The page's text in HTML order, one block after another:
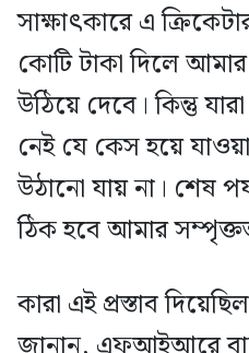
সাক্ষাৎকারে এ
কোটি টাকা দিলে
উঠিয়ে দেবে। কিন্তু
নেই যে কেস হয়ে
উঠানো যায় না। শেষ
ঠিক হবে আমার
কারা এই প্রস্তাব